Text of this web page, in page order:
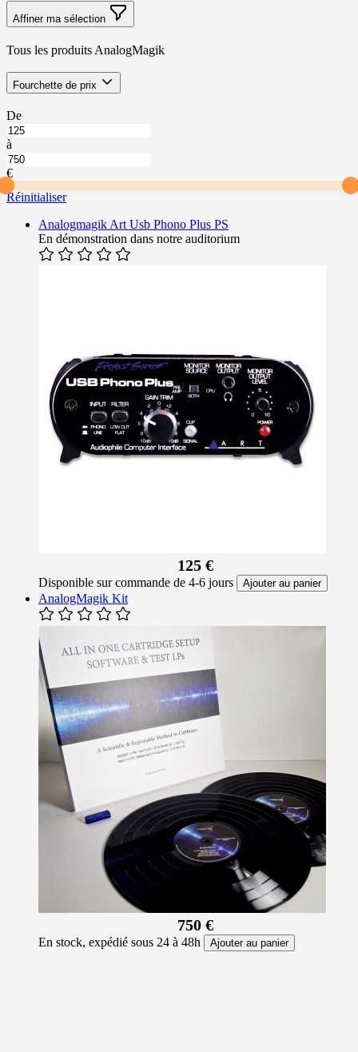
Affiner ma sélection
Tous les produits AnalogMagik
Skip
to
list
Fourchette de prix filter
DeÀ
partir
Fourchette
à
Fourchette
de
prix
€
Réinitialiser
Analogmagik Art Usb Phono Plus PS
En démonstration dans notre auditorium
125 €
Disponible sur commande de 4-6 jours Ajouter au panier
AnalogMagik Kit
750 €
En stock, expédié sous 24 à 48h Ajouter au panier